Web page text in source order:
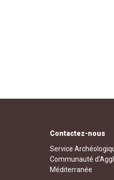
Contactez-nous
Service
Communauté
Méditerranée